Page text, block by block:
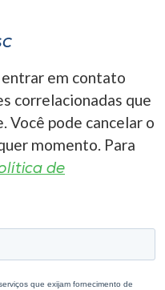
entrar em contato
correlacionadas que
Você pode cancelar o
momento. Para
de